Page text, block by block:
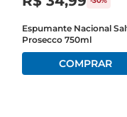
sobremesas.
Ideal para
O Espumante
excelente
Espumante Nacional
Prosecco 750ml